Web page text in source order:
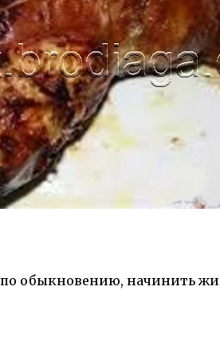
обыкновению, начинить